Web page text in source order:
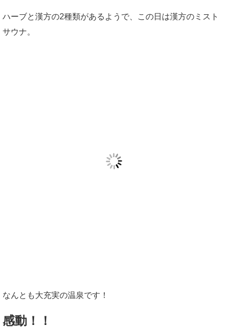
ハーブと漢方の2種類があるようで、この日は漢方のミスト
サウナ。
なんとも大充実の温泉です！
感動！！